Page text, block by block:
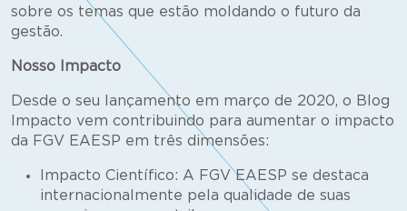
sobre os temas que estão moldando o futuro da
gestão.
Nosso Impacto
Desde o seu lançamento em março de 2020, o Blog
Impacto vem contribuindo para aumentar o impacto
da FGV EAESP em três dimensões:
Impacto Científico: A FGV EAESP se destaca
internacionalmente pela qualidade de suas